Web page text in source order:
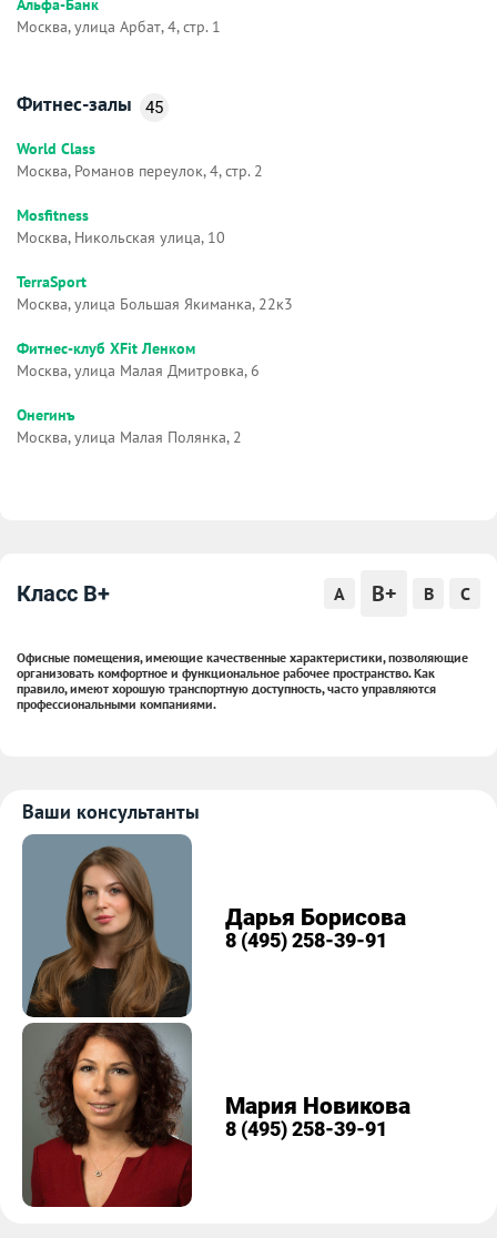
Альфа-Банк
Москва, улица Арбат, 4, стр. 1
Фитнес-залы 45
World Class
Москва, Романов переулок, 4, стр. 2
Mosfitness
Москва, Никольская улица, 10
TerraSport
Москва, улица Большая Якиманка, 22к3
Фитнес-клуб XFit Ленком
Москва, улица Малая Дмитровка, 6
Онегинъ
Москва, улица Малая Полянка, 2
Класс B+ A B+ B C
Офисные помещения, имеющие качественные характеристики, позволяющие
организовать комфортное и функциональное рабочее пространство. Как
правило, имеют хорошую транспортную доступность, часто управляются
профессиональными компаниями.
Ваши консультанты
Дарья Борисова
8 (495) 258-39-91
Мария Новикова
8 (495) 258-39-91